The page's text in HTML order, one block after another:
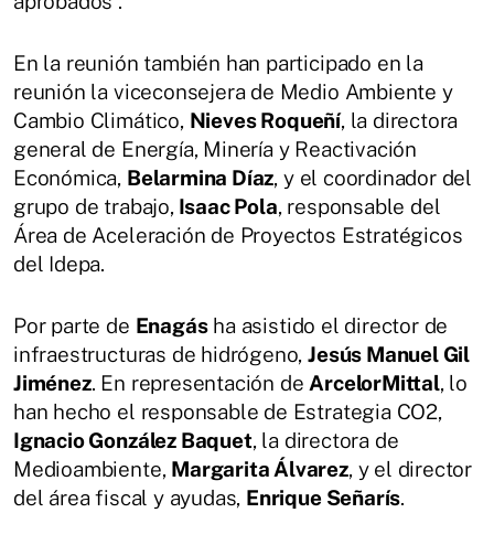
En la reunión también han participado en la
reunión la viceconsejera de Medio Ambiente y
Cambio Climático, Nieves Roqueñí, la directora
general de Energía, Minería y Reactivación
Económica, Belarmina Díaz, y el coordinador del
grupo de trabajo, Isaac Pola, responsable del
Área de Aceleración de Proyectos Estratégicos
del Idepa.
Por parte de Enagásha asistido el director de
infraestructuras de hidrógeno,Jesús Manuel Gil
Jiménez. En representación de ArcelorMittal, lo
han hecho el responsable de Estrategia CO2,
Ignacio González Baquet, la directora de
Medioambiente, Margarita Álvarez, y el director
del área fiscal y ayudas, Enrique Señarís.